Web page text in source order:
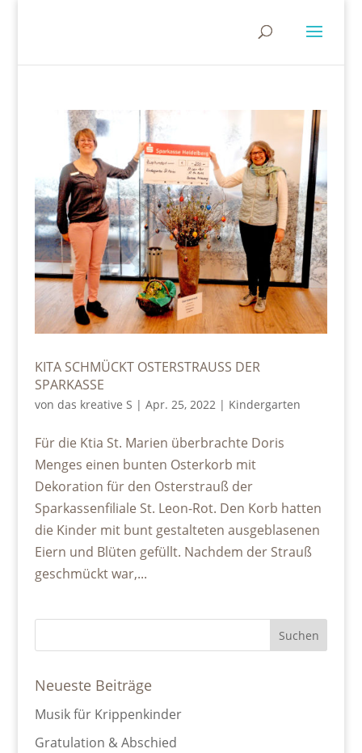
KITA SCHMÜCKT OSTERSTRAUSS DER
SPARKASSE
von das kreative S | Apr. 25, 2022| Kindergarten
Für die Ktia St. Marien überbrachte Doris
Menges einen bunten Osterkorb mit
Dekoration für den Osterstrauß der
Sparkassenfiliale St. Leon-Rot. Den Korb hatten
die Kinder mit bunt gestalteten ausgeblasenen
Eiern und Blüten gefüllt. Nachdem der Strauß
geschmückt war,...
Neueste Beiträge
Musik für Krippenkinder
Gratulation & Abschied